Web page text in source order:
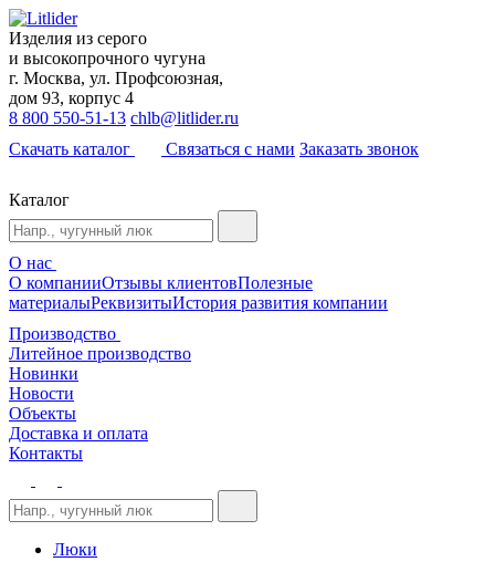
Изделия из серого
и высокопрочного чугуна
г. Москва, ул. Профсоюзная,
дом 93, корпус 4
8 800 550-51-13 chlb@litlider.ru
Скачать каталог
Связаться с нами Заказать звонок
Каталог
О нас
О компанииОтзывы клиентовПолезные
материалыРеквизитыИстория развития компании
Производство
Литейное производство
Новинки
Новости
Объекты
Доставка и оплата
Контакты
Люки